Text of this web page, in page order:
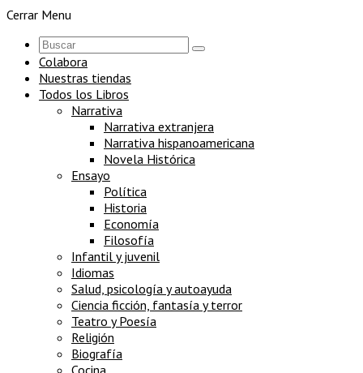
Cerrar Menu
Colabora
Nuestras tiendas
Todos los Libros
Narrativa
Narrativa extranjera
Narrativa hispanoamericana
Novela Histórica
Ensayo
Política
Historia
Economía
Filosofía
Infantil y juvenil
Idiomas
Salud, psicología y autoayuda
Ciencia ficción, fantasía y terror
Teatro y Poesía
Religión
Biografía
Cocina